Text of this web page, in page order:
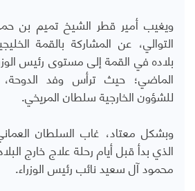
ويغيب أمير قطر الشيخ تميم بن
التوالي، عن المشاركة بالقمة
بلاده في القمة إلى مستوى رئيس
الماضي؛ حيث ترأس وفد الدوحة،
للشؤون الخارجية سلطان المريخي.
وبشكل معتاد، غاب السلطان
الذي بدأ قبل أيام رحلة علاج خارج
محمود آل سعيد نائب رئيس الوزراء.